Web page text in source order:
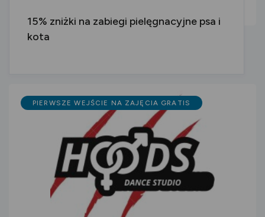
15% zniżki na zabiegi pielęgnacyjne psa i
kota
PIERWSZE WEJŚCIE NA ZAJĘCIA GRATIS